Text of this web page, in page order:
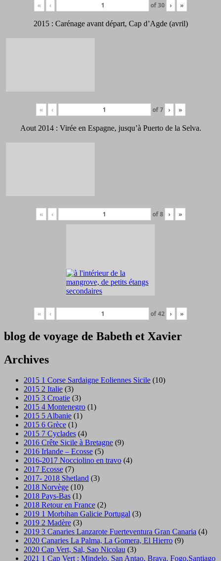
« ‹ of30 › »
2015 : Carénage avant départ, Cap d’Agde (avril)
« ‹ of7 › »
Aout 2014 : Virée en Espagne, jusqu’à Puerto de la Selva.
« ‹ of8 › »
« ‹ of42 › »
blog de voyage de Babeth et Xavier
Archives
2015 1 Corse Sardaigne Eoliennes Sicile (10)
2015 2 Italie (3)
2015 3 Croatie (3)
2015 4 Montenegro (1)
2015 5 Albanie (1)
2015 6 Grèce (1)
2015 7 Cyclades (4)
2016 Crête Sicile à Bretagne (9)
2016 Irlande – Ecosse (5)
2016-2017 Nocciolino en travo (4)
2017 Ecosse (7)
2017- 2018 Shetland (3)
2018 Norvège (10)
2018 Pays-Bas (1)
2018 Retour en France (2)
2019 1 Morbihan Galicie Portugal (3)
2019 2 Madère (3)
2019 3 Canaries Lanzarote Fuerteventura Gran Canaria (4)
2020 Canaries La Palma, La Gomera, El Hierro (9)
2020 Cap Vert, Sal, Sao Nicolau (3)
2021 1 Cap Vert : Mindelo, San Antao, Brava, Fogo,Santiago